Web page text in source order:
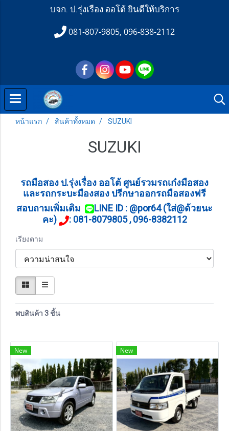
บจก. ป.รุ่งเรือง ออโต้ ยินดีให้บริการ
081-807-9805, 096-838-2112
หน้าแรก สินค้าทั้งหมด SUZUKI
SUZUKI
รถมือสอง ป.รุ่งเรื่อง ออโต้ ศูนย์รวมรถเก๋งมือสอง
และรถกระบะมืองสอง ปรีกษาออกรถมือสองฟรี
สอบถามเพิ่มเติม
LINE ID : @por64 (ใส่@ด้วยนะ
คะ)
: 081-8079805 , 096-8382112
เรียงตาม
พบสินค้า 3 ชิ้น
New New